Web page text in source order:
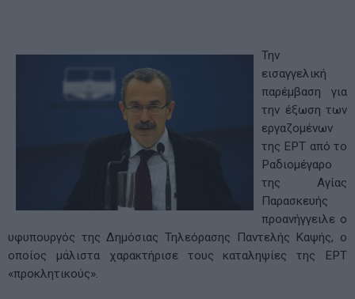
Την
εισαγγελική
παρέμβαση για
την έξωση των
εργαζομένων
της ΕΡΤ από το
Ραδιομέγαρο
της Αγίας
Παρασκευής
προανήγγειλε ο
υφυπουργός της Δημόσιας Τηλεόρασης Παντελής Καψής, ο
οποίος μάλιστα χαρακτήρισε τους καταληψίες της ΕΡΤ
«προκλητικούς».